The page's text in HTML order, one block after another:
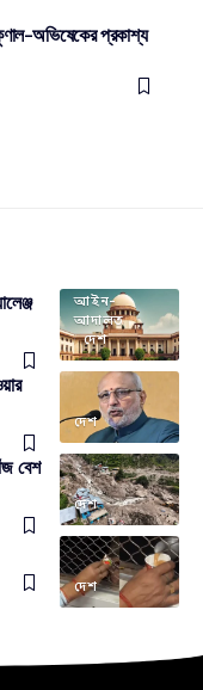
অভিষেকের প্রকাশ্য
আইন-
আদালত
দেশ
দেশ
দেশ
বেশ
দেশ